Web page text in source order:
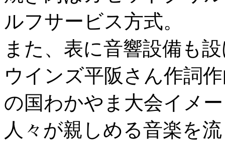
ルフサービス方式。
また、表に音響設備も
ウインズ平阪さん作詞
の国わかやま大会イメ
人々が親しめる音楽を